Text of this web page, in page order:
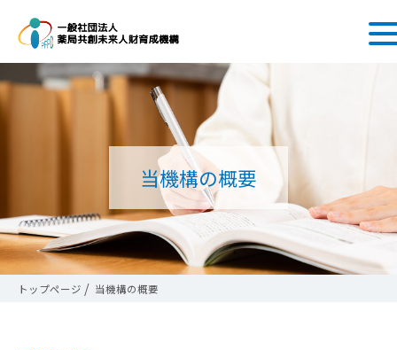
当機構の概要
トップページ 当機構の概要